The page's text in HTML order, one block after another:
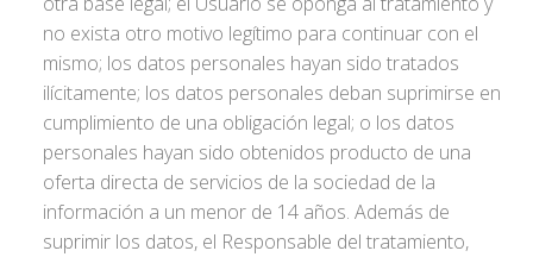
no exista otro motivo legítimo para continuar con el
mismo; los datos personales hayan sido tratados
ilícitamente; los datos personales deban suprimirse en
cumplimiento de una obligación legal; o los datos
personales hayan sido obtenidos producto de una
oferta directa de servicios de la sociedad de la
información a un menor de 14 años. Además de
suprimir los datos, el Responsable del tratamiento,